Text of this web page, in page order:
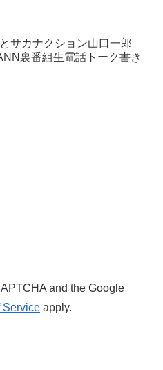
サカナクション山口一郎
裏番組生電話トーク書き
and the Google
Service apply.